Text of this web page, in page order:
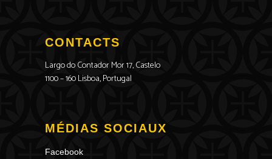
CONTACTS
Largo do Contador Mor 17, Castelo
1100 – 160 Lisboa, Portugal
MÉDIAS SOCIAUX
Facebook